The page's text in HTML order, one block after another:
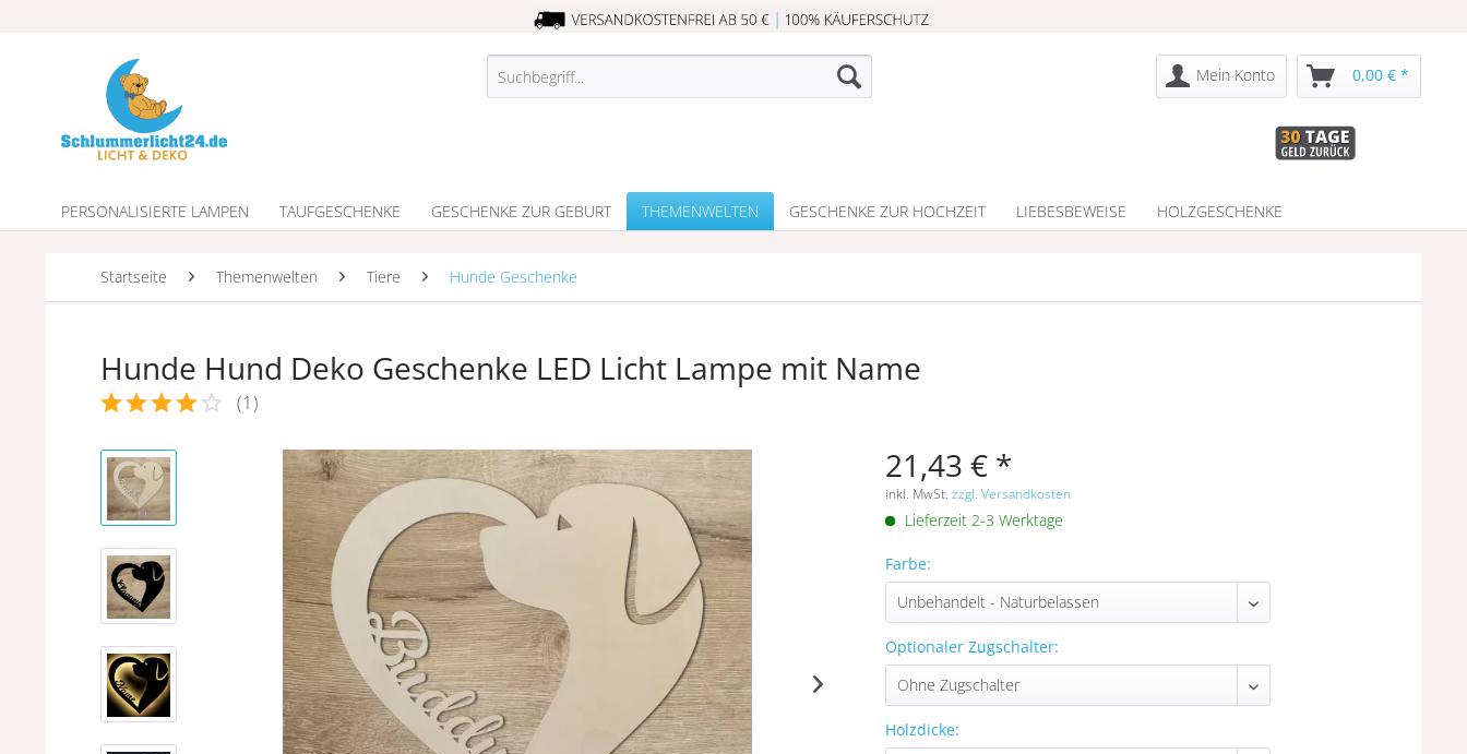
Mein Konto 0,00 € *
PERSONALISIERTE LAMPEN TAUFGESCHENKE GESCHENKE ZUR GEBURT THEMENWELTEN GESCHENKE ZUR HOCHZEIT LIEBESBEWEISE HOLZGESCHENKE
Startseite Themenwelten Tiere Hunde Geschenke
Hunde Hund Deko Geschenke LED Licht Lampe mit Name
(1)
21,43 € *
inkl. MwSt.zzgl. Versandkosten
Lieferzeit 2-3 Werktage
Farbe:
Optionaler Zugschalter:
Holzdicke: